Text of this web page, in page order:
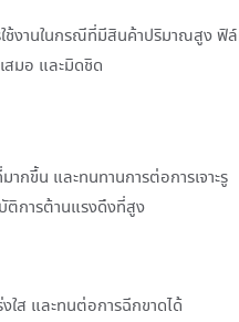
งานในกรณีที่มีสินค้าปริมาณสูง
สมอ และมิดชิด
กขึ้น และทนทานการต่อการเจาะรู
ติการต้านแรงดึงที่สูง
ส และทนต่อการฉีกขาดได้